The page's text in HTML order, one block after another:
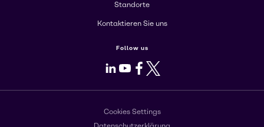
Standorte
Kontaktieren Sie uns
Follow us
LinkedIn
Youtube
Facebook
X
Cookies Settings